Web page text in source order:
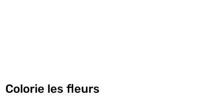
Colorie les fleurs